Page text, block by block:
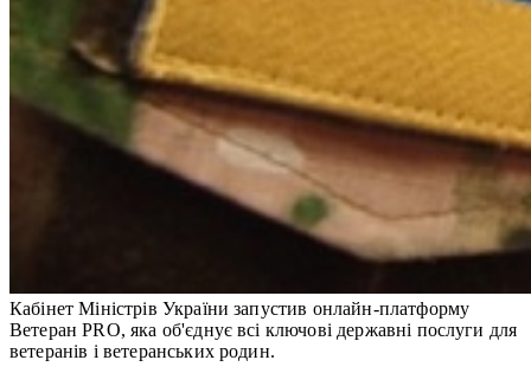
Кабінет Міністрів України запустив онлайн-платформу
Ветеран PRO, яка об'єднує всі ключові державні послуги для
ветеранів і ветеранських родин.